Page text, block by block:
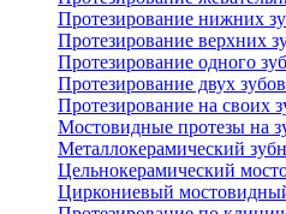
Протезирование нижних
Протезирование верхних
Протезирование одного
Протезирование двух зубов
Протезирование на своих
Мостовидные протезы на
Металлокерамический
Цельнокерамический
Циркониевый